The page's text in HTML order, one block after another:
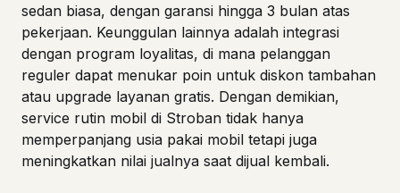
sedan biasa, dengan garansi hingga 3 bulan atas
pekerjaan. Keunggulan lainnya adalah integrasi
dengan program loyalitas, di mana pelanggan
reguler dapat menukar poin untuk diskon tambahan
atau upgrade layanan gratis. Dengan demikian,
service rutin mobil di Stroban tidak hanya
memperpanjang usia pakai mobil tetapi juga
meningkatkan nilai jualnya saat dijual kembali.